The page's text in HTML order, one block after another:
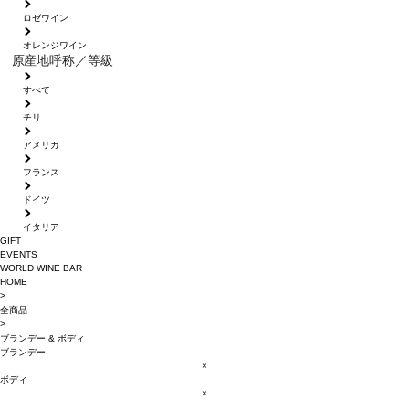
ロゼワイン
オレンジワイン
原産地呼称／等級
すべて
チリ
アメリカ
フランス
ドイツ
イタリア
GIFT
EVENTS
WORLD WINE BAR
HOME
>
全商品
>
ブランデー & ボディ
ブランデー
×
ボディ
×